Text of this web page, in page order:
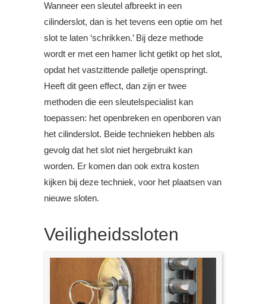
Wanneer een sleutel afbreekt in een
cilinderslot, dan is het tevens een optie om het
slot te laten ‘schrikken.’ Bij deze methode
wordt er met een hamer licht getikt op het slot,
opdat het vastzittende palletje openspringt.
Heeft dit geen effect, dan zijn er twee
methoden die een sleutelspecialist kan
toepassen: het openbreken en openboren van
het cilinderslot. Beide technieken hebben als
gevolg dat het slot niet hergebruikt kan
worden. Er komen dan ook extra kosten
kijken bij deze techniek, voor het plaatsen van
nieuwe sloten.
Veiligheidssloten